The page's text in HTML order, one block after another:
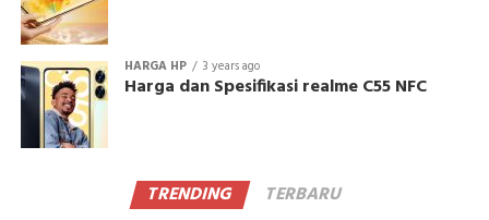
HARGA HP 3 years ago
Harga dan Spesifikasi realme C55 NFC
TRENDING TERBARU